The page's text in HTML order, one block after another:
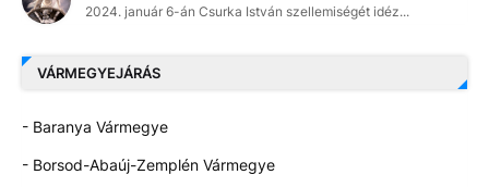
2024. január 6-án Csurka István szellemiségét idéz...
VÁRMEGYEJÁRÁS
- Baranya Vármegye
- Borsod-Abaúj-Zemplén Vármegye